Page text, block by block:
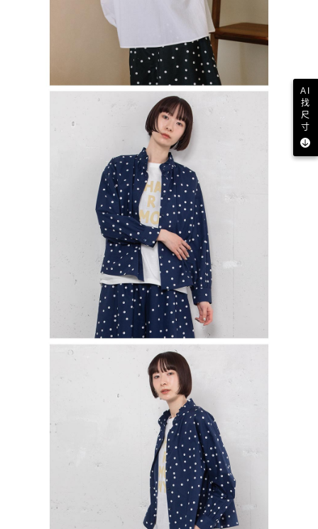
AI
找
尺
寸